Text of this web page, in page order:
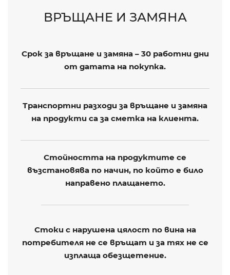
ВРЪЩАНЕ И ЗАМЯНА
Срок за връщане и замяна – 30 работни дни
от датата на покупка.
Транспортни разходи за връщане и замяна
на продукти са за сметка на клиента.
Стойността на продуктите се
възстановява по начин, по който е било
направено плащането.
Стоки с нарушена цялост по вина на
потребителя не се връщат и за тях не се
изплаща обезщетение.